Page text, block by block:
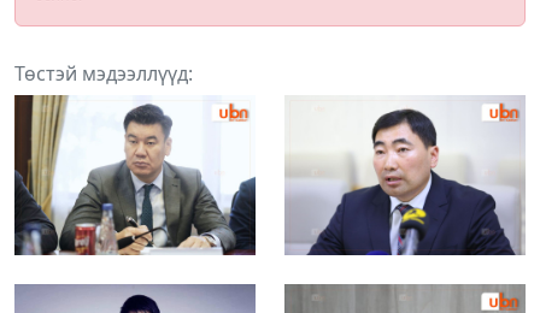
Төстэй мэдээллүүд: